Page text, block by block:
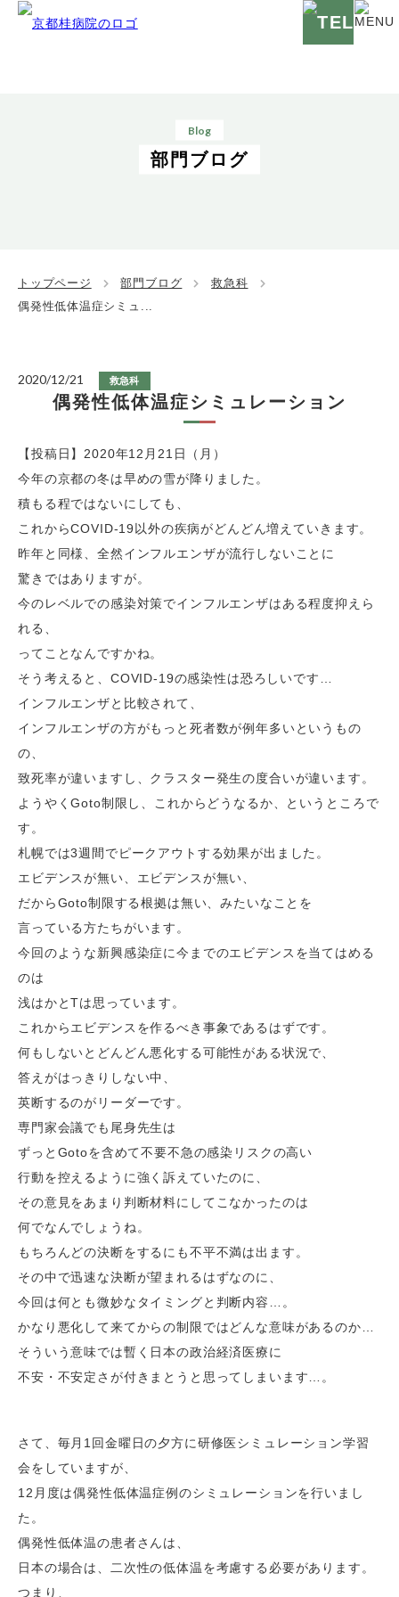
Blog
部門ブログ
トップページ 部門ブログ
救急科
偶発性低体温症シミュ...
2020/12/21 救急科
偶発性低体温症シミュレーション
【投稿日】2020年12月21日（月）
今年の京都の冬は早めの雪が降りました。
積もる程ではないにしても、
これからCOVID-19以外の疾病がどんどん増えていきます。
昨年と同様、全然インフルエンザが流行しないことに
驚きではありますが。
今のレベルでの感染対策でインフルエンザはある程度抑えら
れる、
ってことなんですかね。
そう考えると、COVID-19の感染性は恐ろしいです…
インフルエンザと比較されて、
インフルエンザの方がもっと死者数が例年多いというもの
の、
致死率が違いますし、クラスター発生の度合いが違います。
ようやくGoto制限し、これからどうなるか、というところで
す。
札幌では3週間でピークアウトする効果が出ました。
エビデンスが無い、エビデンスが無い、
だからGoto制限する根拠は無い、みたいなことを
言っている方たちがいます。
今回のような新興感染症に今までのエビデンスを当てはめる
のは
浅はかとTは思っています。
これからエビデンスを作るべき事象であるはずです。
何もしないとどんどん悪化する可能性がある状況で、
答えがはっきりしない中、
英断するのがリーダーです。
専門家会議でも尾身先生は
ずっとGotoを含めて不要不急の感染リスクの高い
行動を控えるように強く訴えていたのに、
その意見をあまり判断材料にしてこなかったのは
何でなんでしょうね。
もちろんどの決断をするにも不平不満は出ます。
その中で迅速な決断が望まれるはずなのに、
今回は何とも微妙なタイミングと判断内容…。
かなり悪化して来てからの制限ではどんな意味があるのか…
そういう意味では暫く日本の政治経済医療に
不安・不安定さが付きまとうと思ってしまいます…。
さて、毎月1回金曜日の夕方に研修医シミュレーション学習
会をしていますが、
12月度は偶発性低体温症例のシミュレーションを行いまし
た。
偶発性低体温の患者さんは、
日本の場合は、二次性の低体温を考慮する必要があります。
つまり、